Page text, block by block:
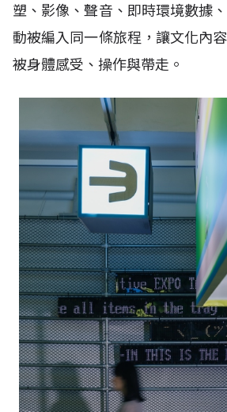
塑、影像、聲音、即時環境數據
動被編入同一條旅程，讓文化內
被身體感受、操作與帶走。